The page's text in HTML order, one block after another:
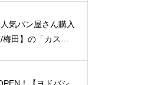
気パン屋さん購入
梅田】の「カスカ
！【ヨドバシ